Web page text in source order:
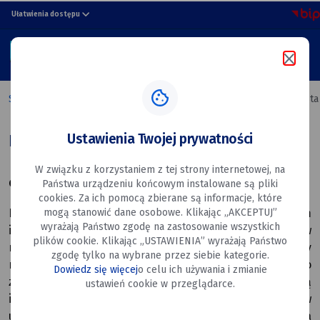
przejdź do nawigacji strony
przejdź do treści strony
przejdź do stopki strony
Rada
Miasta
Miasto
Dęblin
Ułatwienia dostępu
MENU
Strona główna Urząd Miasta Rada Miasta
Rada Miasta
Charakter i zadania Rady Miasta
Rada Miasta Dęblin jest organem stanowiącym
i kontrolnym wspólnoty samorządowej mieszkańców
miasta. Do kompetencji Rady Miasta należy
rozstrzyganie we wszystkich sprawach publicznych o
znaczeniu lokalnym, o ile przepisy prawa nie stanowią
inaczej. Rada Miasta działa na podstawie przepisów
ustawy o samorządzie gminnym oraz Statutu Miasta
Ustawienia Twojej prywatności
W związku z korzystaniem z tej strony internetowej, na
Państwa urządzeniu końcowym instalowane są pliki
cookies. Za ich pomocą zbierane są informacje, które
mogą stanowić dane osobowe. Klikając „AKCEPTUJ”
wyrażają Państwo zgodę na zastosowanie wszystkich
plików cookie. Klikając „USTAWIENIA” wyrażają Państwo
zgodę tylko na wybrane przez siebie kategorie.
Dowiedz się więcejo celu ich używania i zmianie
ustawień cookie w przeglądarce.